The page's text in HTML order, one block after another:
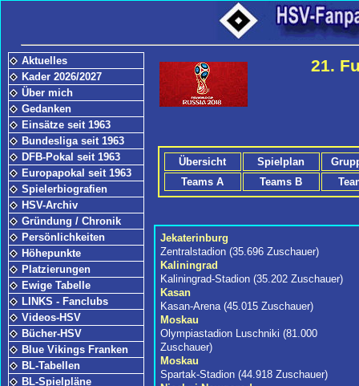
Aktuelles
Kader 2026/2027
Über mich
Gedanken
Einsätze seit 1963
Bundesliga seit 1963
DFB-Pokal seit 1963
Europapokal seit 1963
Spielerbiografien
HSV-Archiv
Gründung / Chronik
Persönlichkeiten
Höhepunkte
Platzierungen
Ewige Tabelle
LINKS - Fanclubs
Videos-HSV
Bücher-HSV
Blue Vikings Franken
BL-Tabellen
BL-Spielpläne
21.
Übersicht Spielplan
Teams A
Teams B
Jekaterinburg
Zentralstadion (35.696 Zuschauer)
Kaliningrad
Kaliningrad-Stadion (35.202 Zuschauer)
Kasan
Kasan-Arena (45.015 Zuschauer)
Moskau
Olympiastadion Luschniki (81.000
Zuschauer)
Moskau
Spartak-Stadion (44.918 Zuschauer)